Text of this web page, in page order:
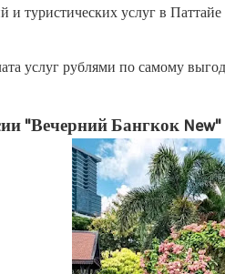
и туристических услуг в
услуг рублями по самому
"Вечерний Бангкок New"